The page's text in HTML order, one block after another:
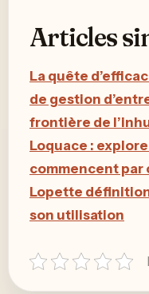
Articles
La quête
de gestion
frontière de
Loquace :
commencent par
Lopette
son utilisation